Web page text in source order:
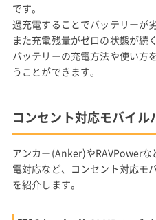
です。
過充電することでバッテリーが
また充電残量がゼロの状態が続
バッテリーの充電方法や使い方
うことができます。
コンセント対応モバイ
アンカー(Anker)やRAVPower
電対応など、コンセント対応モ
を紹介します。